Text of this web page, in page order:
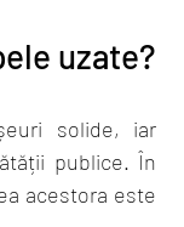
uzate?
solide, iar
publice. În
acestora este